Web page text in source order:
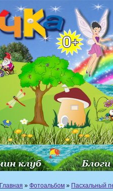
Главная » Фотоальбом » Пасхальный